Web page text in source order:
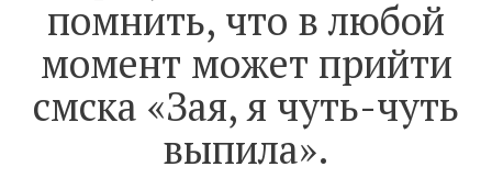
помнить, что в любой
момент может прийти
смска «Зая, я чуть-чуть
выпила».